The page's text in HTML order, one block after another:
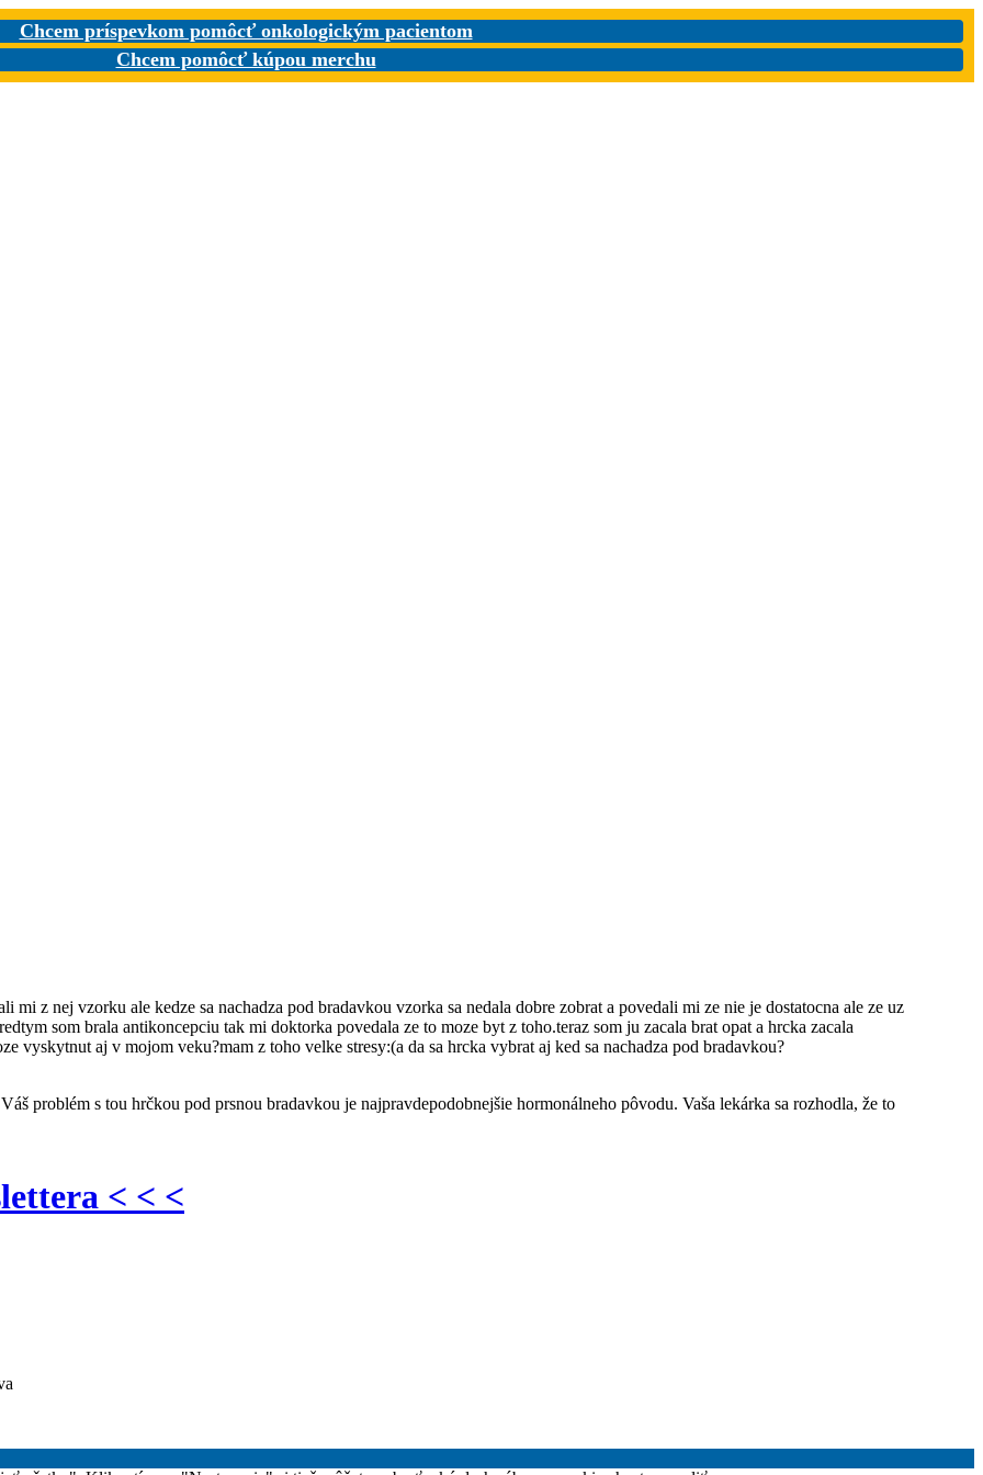
Chcem príspevkom pomôcť onkologickým pacientom
Chcem pomôcť kúpou merchu
z nej vzorku ale kedze sa nachadza pod bradavkou vzorka sa nedala dobre zobrat a povedali mi ze nie je dostatocna ale ze uz
som brala antikoncepciu tak mi doktorka povedala ze to moze byt z toho.teraz som ju zacala brat opat a hrcka zacala
vyskytnut aj v mojom veku?mam z toho velke stresy:(a da sa hrcka vybrat aj ked sa nachadza pod bradavkou?
problém s tou hrčkou pod prsnou bradavkou je najpravdepodobnejšie hormonálneho pôvodu. Vaša lekárka sa rozhodla, že to
< < <